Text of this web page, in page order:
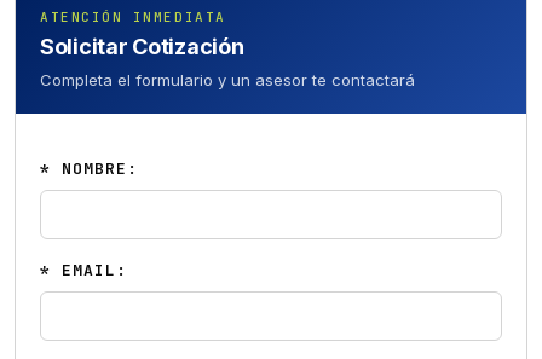
ATENCIÓN INMEDIATA
Solicitar Cotización
Completa el formulario y un asesor te contactará
* NOMBRE:
* EMAIL: